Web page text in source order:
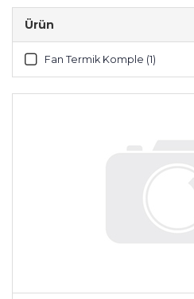
Ürün
Fan Termik Komple (1)